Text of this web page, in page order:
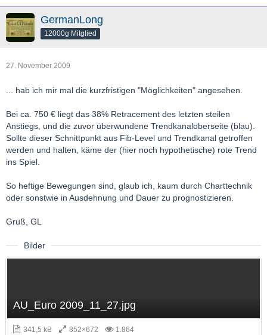
GermanLong
12000g Mitglied
27. November 2009
... hab ich mir mal die kurzfristigen "Möglichkeiten" angesehen.
Bei ca. 750 € liegt das 38% Retracement des letzten steilen
Anstiegs, und die zuvor überwundene Trendkanaloberseite (blau).
Sollte dieser Schnittpunkt aus Fib-Level und Trendkanal getroffen
werden und halten, käme der (hier noch hypothetische) rote Trend
ins Spiel.
So heftige Bewegungen sind, glaub ich, kaum durch Charttechnik
oder sonstwie in Ausdehnung und Dauer zu prognostizieren.
Gruß, GL
Bilder
AU_Euro 2009_11_27.jpg
341,5 kB 852×672 1.864